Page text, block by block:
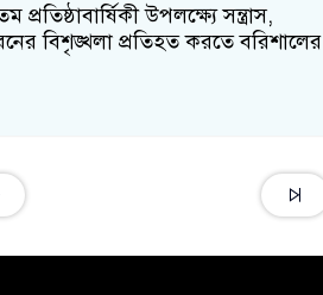
উপলক্ষ্যে সন্ত্রাস,
বিশৃঙ্খলা প্রতিহত করতে বরিশালের